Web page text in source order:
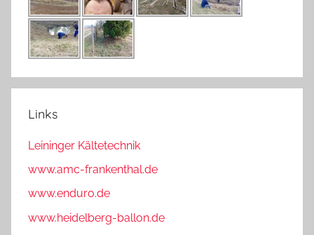
Links
Leininger Kältetechnik
www.amc-frankenthal.de
www.enduro.de
www.heidelberg-ballon.de